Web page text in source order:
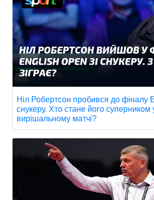
Ніл Робертсон пробився до фіналу
снукеру. Хто стане його суперником
вирішальному матчі?